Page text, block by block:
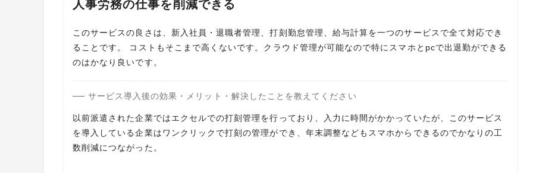
人事労務の仕事を削減できる
このサービスの良さは、新入社員・退職者管理、打刻勤怠管理、給与計算を一つのサービスで全て対応でき
ることです。 コストもそこまで高くないです。クラウド管理が可能なので特にスマホとpcで出退勤ができる
のはかなり良いです。
サービス導入後の効果・メリット・解決したことを教えてください
以前派遣された企業ではエクセルでの打刻管理を行っており、入力に時間がかかっていたが、このサービス
を導入している企業はワンクリックで打刻の管理ができ、年末調整などもスマホからできるのでかなりの工
数削減につながった。